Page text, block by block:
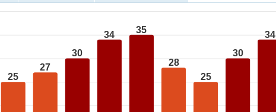
25
27
30
34 35
28
25
30
34